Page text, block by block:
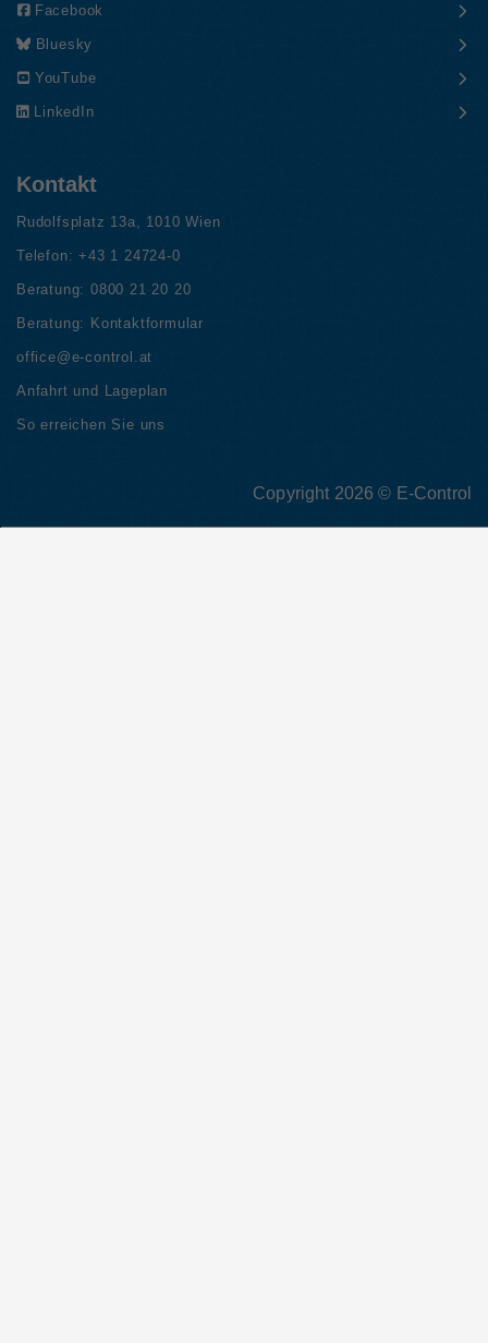
Facebook
Bluesky
YouTube
LinkedIn
Kontakt
Rudolfsplatz 13a, 1010 Wien
Telefon:+43 1 24724-0
Beratung: 0800 21 20 20
Beratung: Kontaktformular
office@e-control.at
Anfahrt und Lageplan
So erreichen Sie uns
Copyright 2026 © E-Control